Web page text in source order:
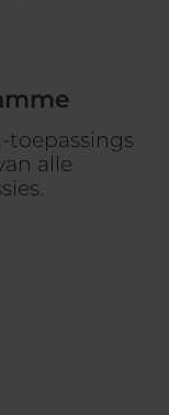
toepassings
alle